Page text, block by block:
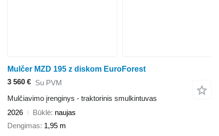
Mulčer MZD 195 z diskom EuroForest
3 560 € Su PVM
Mulčiavimo įrenginys - traktorinis smulkintuvas
2026
Būklė naujas
Dengimas 1,95 m